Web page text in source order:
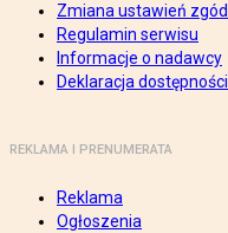
Zmiana ustawień zgód
Regulamin serwisu
Informacje o nadawcy
Deklaracja dostępności
REKLAMA I PRENUMERATA
Reklama
Ogłoszenia